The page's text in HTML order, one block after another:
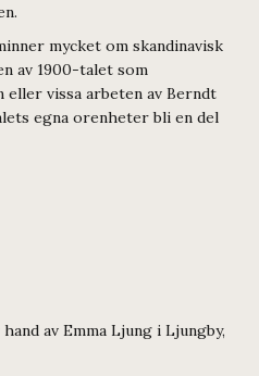
mycket om skandinavisk
av 1900-talet som
eller vissa arbeten av Berndt
egna orenheter bli en del
av Emma Ljung i Ljungby,